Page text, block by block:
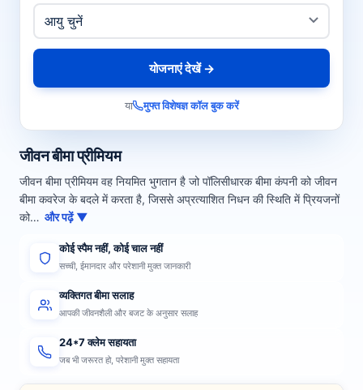
जीवन बीमा प्रीमियम
जीवन बीमा प्रीमियम वह नियमित भुगतान है जो पॉलिसीधारक बीमा कंपनी को जीवन
बीमा कवरेज के बदले में करता है, जिससे अप्रत्याशित निधन की स्थिति में प्रियजनों
को… और पढ़ें ▼
कोई स्पैम नहीं, कोई चाल नहीं
सच्ची, ईमानदार और परेशानी मुक्त जानकारी
व्यक्तिगत बीमा सलाह
आपकी जीवनशैली और बजट के अनुसार सलाह
24*7 क्लेम सहायता
जब भी जरूरत हो, परेशानी मुक्त सहायता
योजनाएं देखें →
या मुफ्त विशेषज्ञ कॉल बुक करें